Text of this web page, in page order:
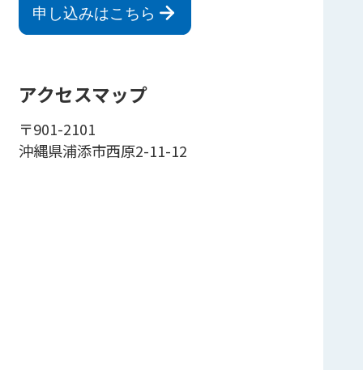
申し込みはこちら
アクセスマップ
〒901-2101
沖縄県浦添市西原2-11-12